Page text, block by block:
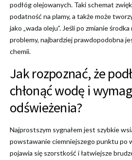
podłóg olejowanych. Taki schemat
podatność na plamy, a także może
jako „wada oleju”. Jeśli po zmianie
problemy, najbardziej prawdopodobna
chemii.
Jak rozpoznać, że
chłonąć wodę i
odświeżenia?
Najprostszym sygnałem jest szybkie
powstawanie ciemniejszego punktu po
pojawia się szorstkość i łatwiejsze